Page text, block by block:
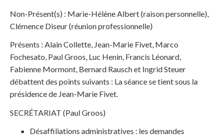
Non-Présent(s) : Marie-Hélène Albert (raison personnelle),
Clémence Diseur (réunion professionnelle)
Présents : Alain Collette, Jean-Marie Fivet, Marco
Fochesato, Paul Groos, Luc Henin, Francis Léonard,
Fabienne Mormont, Bernard Rausch et Ingrid Steuer
débattent des points suivants : La séance se tient sous la
présidence de Jean-Marie Fivet.
SECRÉTARIAT (Paul Groos)
Désaffiliations administratives : les demandes